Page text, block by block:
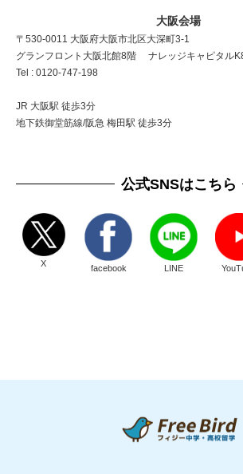
大阪会場
〒530-0011 大阪府大阪市北区大深町3-1
グランフロント大阪北館8階 ナレッジキャピタル
Tel : 0120-747-198
JR 大阪駅 徒歩3分
地下鉄御堂筋線/阪急 梅田駅 徒歩3分
公式SNSはこちら
X facebook LINE